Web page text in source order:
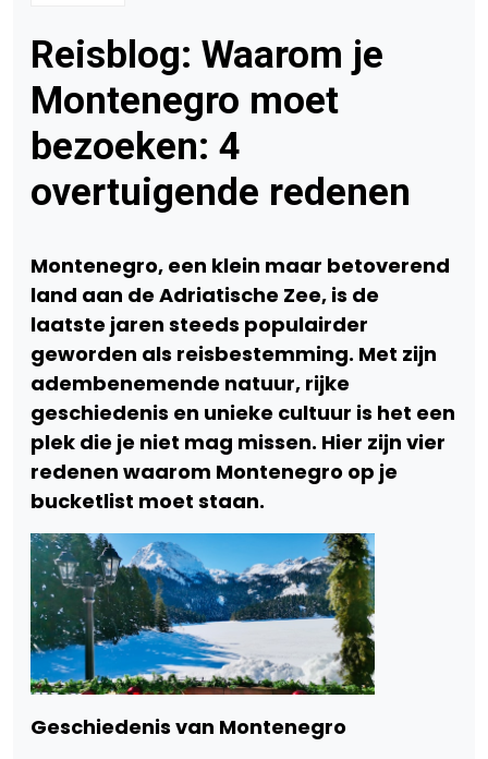
Reisblog: Waarom je
Montenegro moet
bezoeken: 4
overtuigende redenen
Montenegro, een klein maar betoverend
land aan de Adriatische Zee, is de
laatste jaren steeds populairder
geworden als reisbestemming. Met zijn
adembenemende natuur, rijke
geschiedenis en unieke cultuur is het een
plek die je niet mag missen. Hier zijn vier
redenen waarom Montenegro op je
bucketlist moet staan.
Geschiedenis van Montenegro